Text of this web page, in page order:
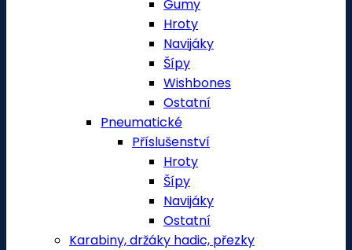
Gumy
Hroty
Navijáky
Šípy
Wishbones
Ostatní
Pneumatické
Příslušenství
Hroty
Šípy
Navijáky
Ostatní
Karabiny, držáky hadic, přezky